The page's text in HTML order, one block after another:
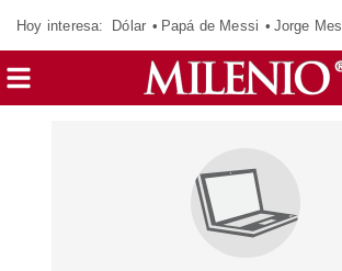
Hoy interesa: Dólar Papá de Messi Jorge